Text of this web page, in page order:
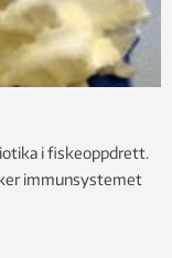
i fiskeoppdrett.
immunsystemet